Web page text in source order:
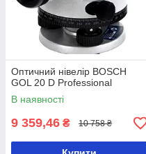
Оптичний нівелір BOSCH
GOL 20 D Professional
В наявності
9 359,46 ₴ 10 758 ₴